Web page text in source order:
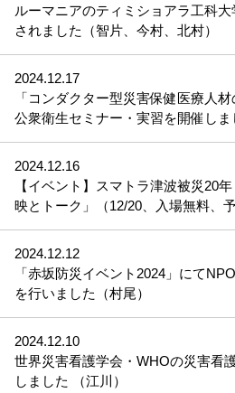
ルーマニアのティミショアラ工科
されました（智片、今村、北村）
2024.12.17
「コンダクター型災害保健医療人
公衆衛生セミナー・実習を開催しま
2024.12.16
【イベント】スマトラ津波被災20
映とトーク」（12/20、入場無料、予
2024.12.12
「赤坂防災イベント2024」にて
を行いました（村尾）
2024.12.10
世界災害看護学会・WHOの災害看
しました （江川）